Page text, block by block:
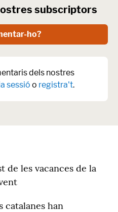
subscriptors
ho?
dels nostres
sessió o registra't.
de les vacances de la
catalanes han